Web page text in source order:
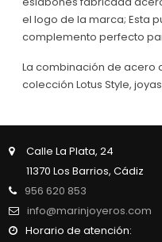
el logo de la marca; Esta
complemento perfecto
La combinación de acero
colección Lotus Style,
Calle La Plata, 24
11370 Los Barrios, Cádiz
956 620 853
info@marinjoyeros.com
Horario de atención: